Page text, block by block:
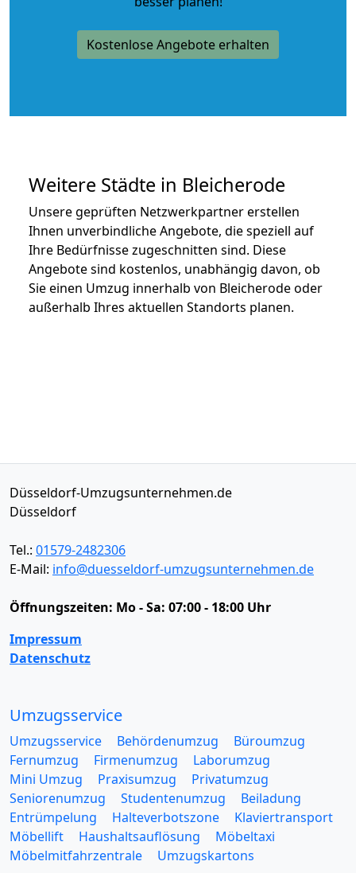
Kostenlose Angebote erhalten
Weitere Städte in Bleicherode
Unsere geprüften Netzwerkpartner erstellen
Ihnen unverbindliche Angebote, die speziell auf
Ihre Bedürfnisse zugeschnitten sind. Diese
Angebote sind kostenlos, unabhängig davon, ob
Sie einen Umzug innerhalb von Bleicherode oder
außerhalb Ihres aktuellen Standorts planen.
Düsseldorf-Umzugsunternehmen.de
Düsseldorf
Tel.: 01579-2482306
E-Mail: info@duesseldorf-umzugsunternehmen.de
Öffnungszeiten: Mo - Sa: 07:00 - 18:00 Uhr
Impressum
Datenschutz
Umzugsservice
Umzugsservice Behördenumzug
Büroumzug
Fernumzug
Firmenumzug
Laborumzug
Mini Umzug
Praxisumzug
Privatumzug
Seniorenumzug
Studentenumzug
Beiladung
Entrümpelung
Halteverbotszone
Klaviertransport
Möbellift
Haushaltsauflösung
Möbeltaxi
Möbelmitfahrzentrale
Umzugskartons